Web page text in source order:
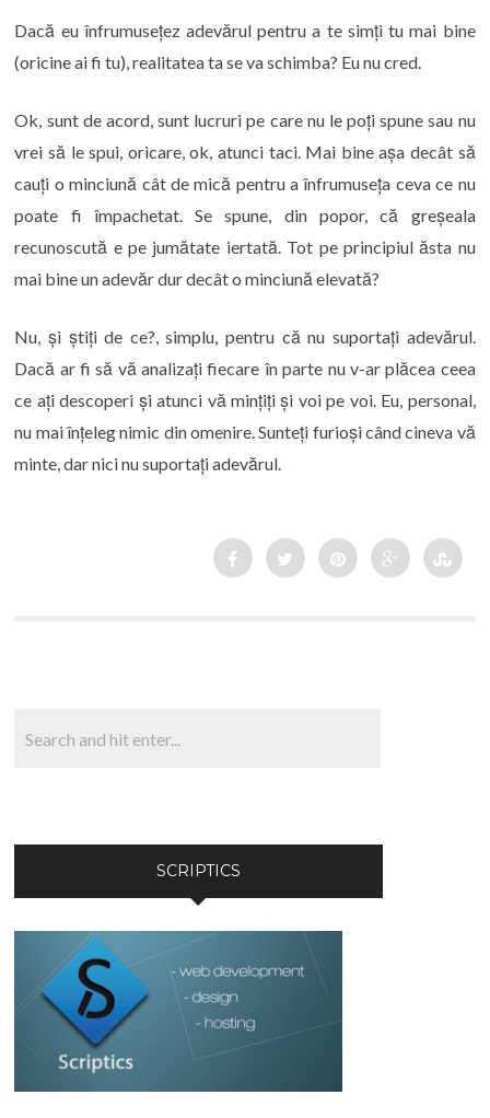
Dacă eu înfrumusețez adevărul pentru a te simți tu mai bine
(oricine ai fi tu), realitatea ta se va schimba? Eu nu cred.
Ok, sunt de acord, sunt lucruri pe care nu le poți spune sau nu
vrei să le spui, oricare, ok, atunci taci. Mai bine așa decât să
cauți o minciună cât de mică pentru a înfrumuseța ceva ce nu
poate fi împachetat. Se spune, din popor, că greșeala
recunoscută e pe jumătate iertată. Tot pe principiul ăsta nu
mai bine un adevăr dur decât o minciună elevată?
Nu, și știți de ce?, simplu, pentru că nu suportați adevărul.
Dacă ar fi să vă analizați fiecare în parte nu v-ar plăcea ceea
ce ați descoperi și atunci vă mințiți și voi pe voi. Eu, personal,
nu mai înțeleg nimic din omenire. Sunteți furioși când cineva vă
minte, dar nici nu suportați adevărul.
SCRIPTICS